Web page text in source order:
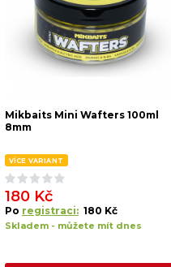
Mikbaits Mini Wafters 100ml
8mm
VÍCE VARIANT
180 Kč
Po registraci: 180 Kč
Skladem - můžete mít dnes